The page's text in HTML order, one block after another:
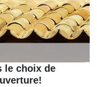
le choix de